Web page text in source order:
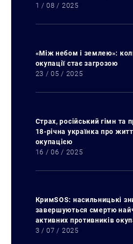
1 / 08 / 2025
«Між небом і землею»:
окупації стає загрозою
23 / 05 / 2025
Страх, російський гімн та
18-річна українка про
окупацією
16 / 06 / 2025
КримSOS: насильницькі
завершуються смертю
активних противників
3 / 07 / 2025